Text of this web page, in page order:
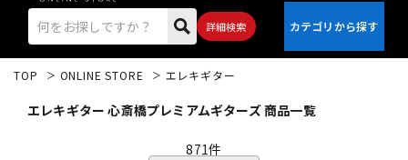
詳細検索
TOP ONLINE STORE エレキギター
エレキギター 心斎橋プレミアムギターズ 商品一覧
871件